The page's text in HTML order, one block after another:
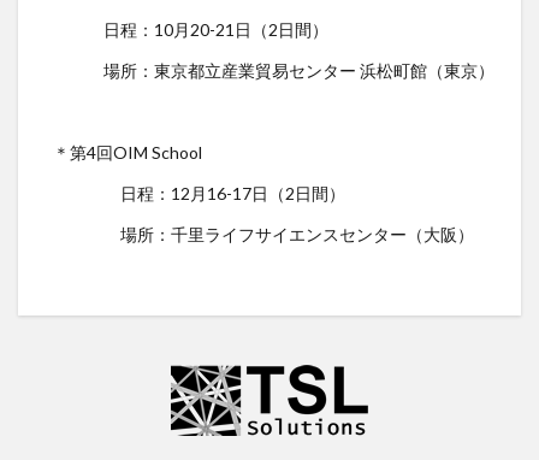
日程：10月20-21日（2日間）
場所：東京都立産業貿易センター 浜松町館（東京）
＊第4回OIM School
日程：12月16-17日（2日間）
場所：千里ライフサイエンスセンター（大阪）